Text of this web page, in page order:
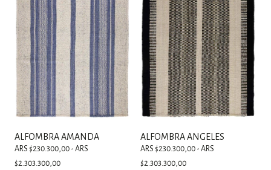
ALFOMBRA AMANDA
ARS $230.300,00 - ARS
$2.303.300,00
ALFOMBRA ANGELES
ARS $230.300,00 - ARS
$2.303.300,00